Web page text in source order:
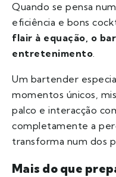
Quando se pensa
eficiência e bons
flair à equação, o
entretenimento.
Um bartender
momentos únicos,
palco e interacção
completamente a
transforma num dos
Mais do que